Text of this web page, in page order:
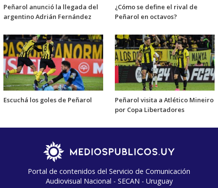
Peñarol anunció la llegada del
argentino Adrián Fernández
¿Cómo se define el rival de
Peñarol en octavos?
Escuchá los goles de Peñarol
Peñarol visita a Atlético Mineiro
por Copa Libertadores
Portal de contenidos del Servicio de Comunicación
Audiovisual Nacional - SECAN - Uruguay